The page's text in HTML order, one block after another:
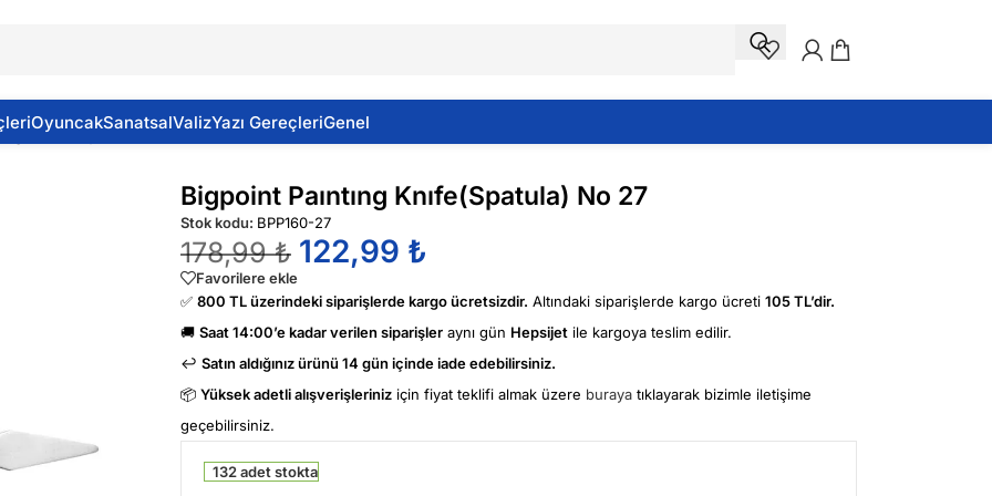
OyuncakSanatsalValizYazı GereçleriGenel
Knıfe(Spatula) No 27
Bigpoint Paıntıng Knıfe(Spatula) No 27
Stok kodu: BPP160-27
178,99₺ 122,99 ₺
Favorilere ekle
✅ 800 TL üzerindeki siparişlerde kargo ücretsizdir. Altındaki siparişlerde kargo ücreti 105 TL’dir.
🚚 Saat 14:00’e kadar verilen siparişler aynı gün Hepsijet ile kargoya teslim edilir.
↩️ Satın aldığınız ürünü 14 gün içinde iade edebilirsiniz.
📦 Yüksek adetli alışverişleriniz için fiyat teklifi almak üzere buraya tıklayarak bizimle iletişime
geçebilirsiniz.
132 adet stokta